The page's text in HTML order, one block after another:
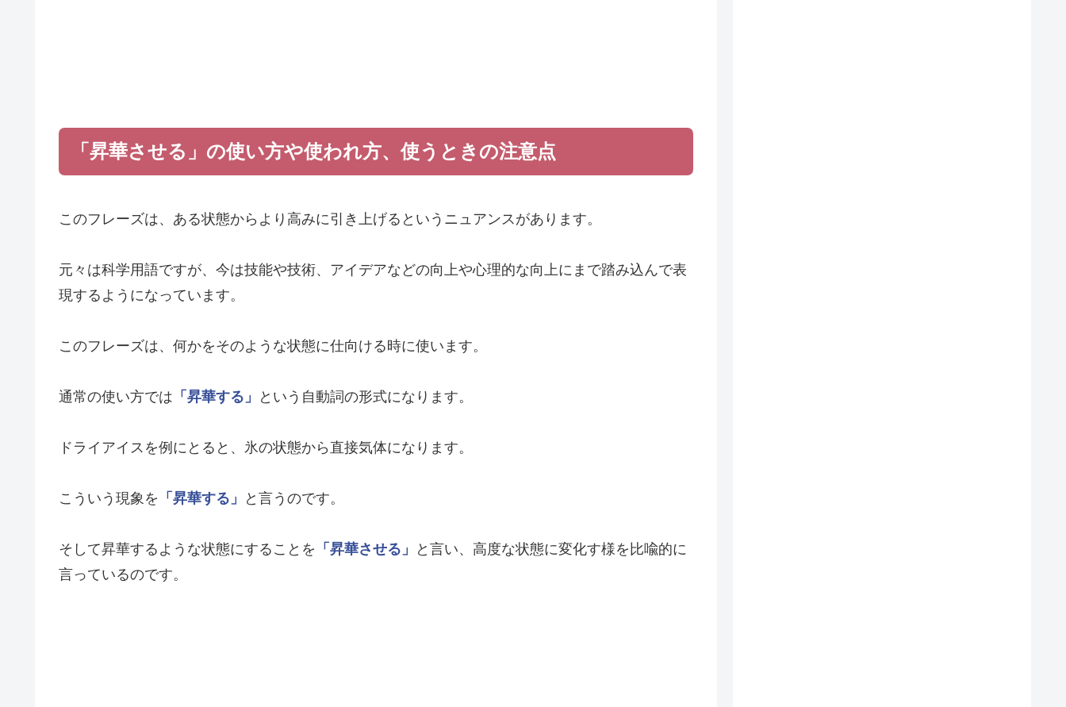
「昇華させる」の使い方や使われ方、使うときの注意点
このフレーズは、ある状態からより高みに引き上げるというニュアンスがあります。
元々は科学用語ですが、今は技能や技術、アイデアなどの向上や心理的な向上にまで踏み込んで表
現するようになっています。
このフレーズは、何かをそのような状態に仕向ける時に使います。
通常の使い方では 「昇華する」 という自動詞の形式になります。
ドライアイスを例にとると、氷の状態から直接気体になります。
こういう現象を 「昇華する」 と言うのです。
そして昇華するような状態にすることを 「昇華させる」
と言い、高度な状態に変化す様を比喩的に
言っているのです。